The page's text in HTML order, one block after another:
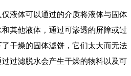
液体可以通过的介质将液体与固体
其他液体，通过可渗透的屏障或过
干燥的固体滤饼，它们太大而无法
过滤脱水会产生干燥的物料以及可